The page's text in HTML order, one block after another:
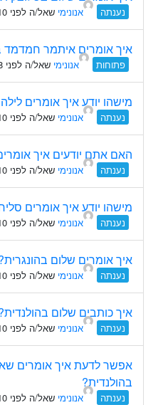
נענתה אנונימי שאל/ה לפני 10 years
איך אומרים איתמר חמדמד
פתוחות אנונימי שאל/ה לפני 8 years
מישהו יודע איך אומרים
נענתה אנונימי שאל/ה לפני 10 years
האם אתם יודעים איך
נענתה אנונימי שאל/ה לפני 10 years
מישהו יודע איך אומרים
נענתה אנונימי שאל/ה לפני 10 years
איך אומרים שלום
נענתה אנונימי שאל/ה לפני 10 years
איך כותבים שלום
נענתה אנונימי שאל/ה לפני 10 years
אפשר לדעת איך אומרים
בהולנדית?
נענתה אנונימי שאל/ה לפני 10 years